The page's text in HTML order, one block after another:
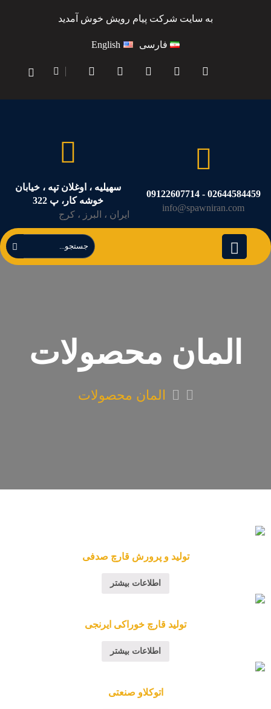
به سایت شرکت پیام رویش خوش آمدید
فارسی English
02644584459 - 09122607714
info@spawniran.com
سهیلیه ، اوغلان تپه ، خیابان
خوشه کار، پ 322
ایران ، البرز ، کرج
المان محصولات
المان محصولات
تولید و پرورش قارچ صدفی
اطلاعات بیشتر
تولید قارچ خوراکی ایرنجی
اطلاعات بیشتر
اتوکلاو صنعتی